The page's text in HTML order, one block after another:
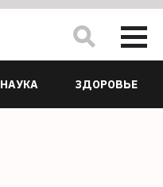
НАУКА ЗДОРОВЬЕ